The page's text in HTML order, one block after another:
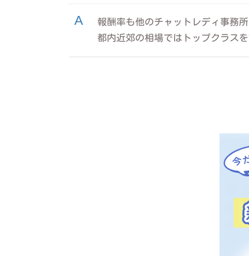
報酬率も他のチャットレディ事務
都内近郊の相場ではトップクラス